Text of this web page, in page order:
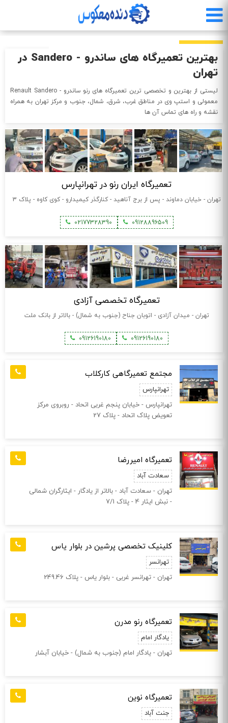
محتوای
بهترین تعمیرگاه های ساندرو - Sandero در
تهران
لیستی از بهترین و تخصصی ترین تعمیرگاه های رنو ساندرو - Renault Sandero
معمولی و استپ وی در مناطق غرب، شرق، شمال، جنوب و مرکز تهران به همراه
نقشه و راه های تماس آن ها
تعمیرگاه ایران رنو در تهرانپارس
تهران - خیابان دماوند - پس از برج آناهید - کنارگذر کیمیدارو - کوی کاوه - پلاک 3
09128896509
02177328390
تعمیرگاه تخصصی آزادی
تهران - میدان آزادی - اتوبان جناح (جنوب به شمال) - بالاتر از بانک ملت
09126190180
09126190180
مجتمع تعمیرگاهی کارکلاب
تهرانپارس
تهرانپارس - خیابان پنجم غربی اتحاد - روبروی مرکز
تعویض پلاک اتحاد - پلاک 27
تعمیرگاه امیررضا
سعادت آباد
تهران - سعادت آباد - بالاتر از یادگار - ایثارگران شمالی
- نبش ایثار 4 - پلاک 7/1
کلینیک تخصصی پرشین در بلوار یاس
تهرانسر
تهران - تهرانسر غربی - بلوار یاس - پلاک 249.46
تعمیرگاه رنو مدرن
یادگار امام
تهران - یادگار امام (جنوب به شمال) - خیابان آبشار
تعمیرگاه نوین
جنت آباد